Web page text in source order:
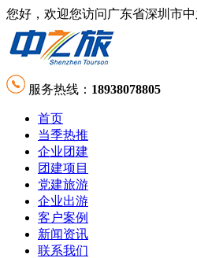
您好，欢迎您访问广东省深圳市中
服务热线： 18938078805
首页
当季热推
企业团建
团建项目
党建旅游
企业出游
客户案例
新闻资讯
联系我们